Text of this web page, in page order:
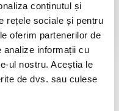
conținutul și
rețele sociale și pentru
oferim partenerilor de
analize informații cu
ul nostru. Aceștia le
de dvs. sau culese